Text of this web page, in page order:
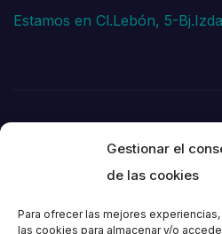
Gestionar el
de las cookies
Para ofrecer las mejores
las cookies para almacenar y/o
Estamos en Cl.Lebón, 5-